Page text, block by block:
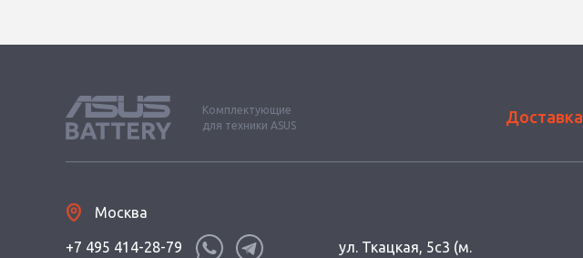
Комплектующие
для техники ASUS
Доставка
Москва
+7 495 414-28-79
ул. Ткацкая, 5с3 (м.